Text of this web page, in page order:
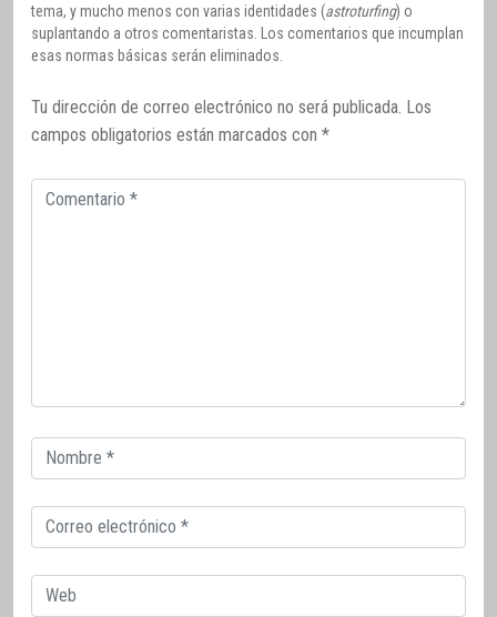
tema, y mucho menos con varias identidades (astroturfing) o
suplantando a otros comentaristas. Los comentarios que incumplan
esas normas básicas serán eliminados.
Tu dirección de correo electrónico no será publicada. Los
campos obligatorios están marcados con *
Comentario
Correo
electrónico
Correo
electrónico
Web